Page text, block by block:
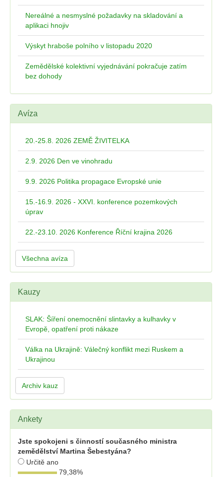
Nereálné a nesmyslné požadavky na skladování a
aplikaci hnojiv
Výskyt hraboše polního v listopadu 2020
Zemědělské kolektivní vyjednávání pokračuje zatím
bez dohody
Avíza
20.-25.8. 2026 ZEMĚ ŽIVITELKA
2.9. 2026 Den ve vinohradu
9.9. 2026 Politika propagace Evropské unie
15.-16.9. 2026 - XXVI. konference pozemkových
úprav
22.-23.10. 2026 Konference Říční krajina 2026
Všechna avíza
Kauzy
SLAK: Šíření onemocnění slintavky a kulhavky v
Evropě, opatření proti nákaze
Válka na Ukrajině: Válečný konflikt mezi Ruskem a
Ukrajinou
Archiv kauz
Ankety
Jste spokojeni s činností současného ministra
zemědělství Martina Šebestyána?
Určitě ano
79,38%